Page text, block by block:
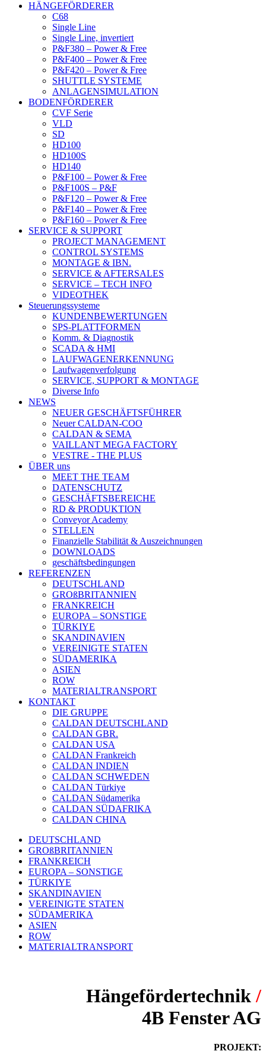
HÄNGEFÖRDERER
C68
Single Line
Single Line, invertiert
P&F380 – Power & Free
P&F400 – Power & Free
P&F420 – Power & Free
SHUTTLE SYSTEME
ANLAGENSIMULATION
BODENFÖRDERER
CVF Serie
VLD
SD
HD100
HD100S
HD140
P&F100 – Power & Free
P&F100S – P&F
P&F120 – Power & Free
P&F140 – Power & Free
P&F160 – Power & Free
SERVICE & SUPPORT
PROJECT MANAGEMENT
CONTROL SYSTEMS
MONTAGE & IBN.
SERVICE & AFTERSALES
SERVICE – TECH INFO
VIDEOTHEK
Steuerungssysteme
KUNDENBEWERTUNGEN
SPS-PLATTFORMEN
Komm. & Diagnostik
SCADA & HMI
LAUFWAGENERKENNUNG
Laufwagenverfolgung
SERVICE, SUPPORT & MONTAGE
Diverse Info
NEWS
NEUER GESCHÄFTSFÜHRER
Neuer CALDAN-COO
CALDAN & SEMA
VAILLANT MEGA FACTORY
VESTRE - THE PLUS
ÜBER uns
MEET THE TEAM
DATENSCHUTZ
GESCHÄFTSBEREICHE
RD & PRODUKTION
Conveyor Academy
STELLEN
Finanzielle Stabilität & Auszeichnungen
DOWNLOADS
geschäftsbedingungen
REFERENZEN
DEUTSCHLAND
GROßBRITANNIEN
FRANKREICH
EUROPA – SONSTIGE
TÜRKIYE
SKANDINAVIEN
VEREINIGTE STATEN
SÜDAMERIKA
ASIEN
ROW
MATERIALTRANSPORT
KONTAKT
DIE GRUPPE
CALDAN DEUTSCHLAND
CALDAN GBR.
CALDAN USA
CALDAN Frankreich
CALDAN INDIEN
CALDAN SCHWEDEN
CALDAN Türkiye
CALDAN Südamerika
CALDAN SÜDAFRIKA
CALDAN CHINA
DEUTSCHLAND
GROßBRITANNIEN
FRANKREICH
EUROPA – SONSTIGE
TÜRKIYE
SKANDINAVIEN
VEREINIGTE STATEN
SÜDAMERIKA
ASIEN
ROW
MATERIALTRANSPORT
Hängefördertechnik/
4B Fenster AG
PROJEKT: